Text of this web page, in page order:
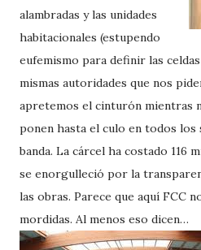
alambradas y las unidades
habitacionales (estupendo
eufemismo para definir las
mismas autoridades que nos
apretemos el cinturón mientras
ponen hasta el culo en todos
banda. La cárcel ha costado 116
se enorgulleció por la
las obras. Parece que aquí FCC
mordidas. Al menos eso dicen…